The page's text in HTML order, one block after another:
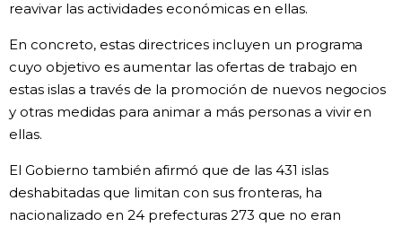
Más
Noticias
Datos de Japón
Fragmentos de Japón
Gente
official SNS
reavivar las actividades económicas en ellas.
En concreto, estas directrices incluyen un programa
cuyo objetivo es aumentar las ofertas de trabajo en
estas islas a través de la promoción de nuevos negocios
y otras medidas para animar a más personas a vivir en
ellas.
El Gobierno también afirmó que de las 431 islas
deshabitadas que limitan con sus fronteras, ha
nacionalizado en 24 prefecturas 273 que no eran